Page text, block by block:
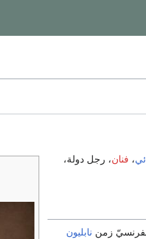
، فنان، رجل دولة،
زمن نابليون